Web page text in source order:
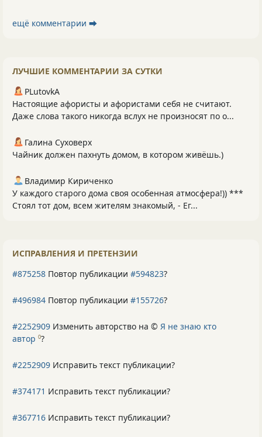
ещё комментарии ⮕
ЛУЧШИЕ КОММЕНТАРИИ ЗА СУТКИ
PLutоvkА
Настоящие афористы и афористами себя не считают.
Даже слова такого никогда вслух не произносят по о...
Галина Суховерх
Чайник должен пахнуть домом, в котором живёшь.)
Владимир Кириченко
У каждого старого дома своя особенная атмосфера!)) ***
Стоял тот дом, всем жителям знакомый, - Ег...
ИСПРАВЛЕНИЯ И ПРЕТЕНЗИИ
#875258 Повтор публикации #594823?
#496984 Повтор публикации #155726?
#2252909 Изменить авторство на © Я не знаю кто
автор 0?
#2252909 Исправить текст публикации?
#374171 Исправить текст публикации?
#367716 Исправить текст публикации?